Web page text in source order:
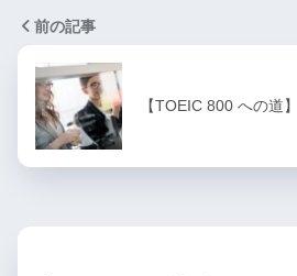
前の記事
【TOEIC 800 への道